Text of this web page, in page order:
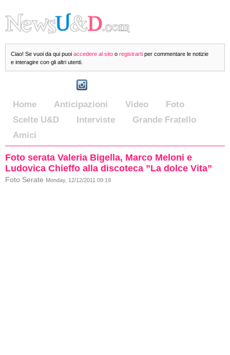
Ciao! Se vuoi da qui puoi accedere al sito o registrarti per commentare le notizie
e interagire con gli altri utenti.
Home Anticipazioni Video
Foto
Scelte U&D
Interviste
Grande Fratello
Amici
Foto serata Valeria Bigella, Marco Meloni e
Ludovica Chieffo alla discoteca ”La dolce Vita”
Foto Serate Monday, 12/12/2011 09:19